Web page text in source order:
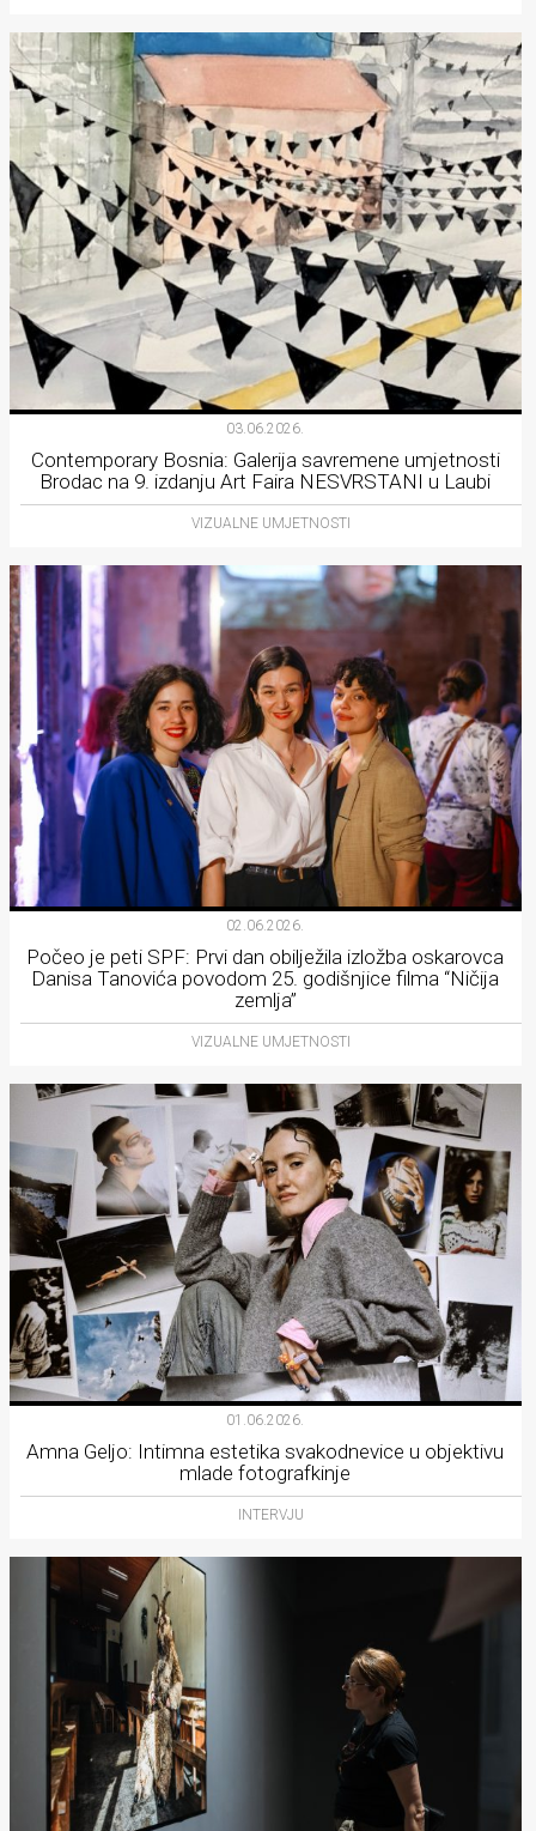
03.06.2026.
Contemporary Bosnia: Galerija savremene umjetnosti
Brodac na 9. izdanju Art Faira NESVRSTANI u Laubi
VIZUALNE UMJETNOSTI
02.06.2026.
Počeo je peti SPF: Prvi dan obilježila izložba oskarovca
Danisa Tanovića povodom 25. godišnjice filma “Ničija
zemlja”
VIZUALNE UMJETNOSTI
01.06.2026.
Amna Geljo: Intimna estetika svakodnevice u objektivu
mlade fotografkinje
INTERVJU